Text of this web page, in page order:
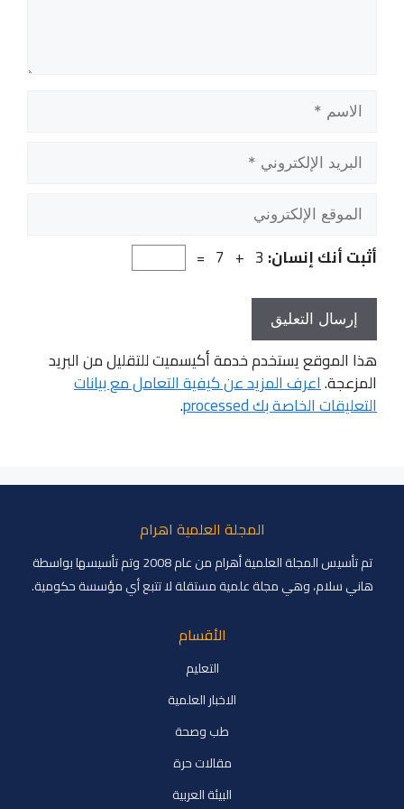
الاسم
البريد
الإلكتروني
الموقع
الإلكتروني
أثبت أنك إنسان: 3 + 7 =
هذا الموقع يستخدم خدمة أكيسميت للتقليل من البريد
المزعجة.اعرف المزيد عن كيفية التعامل مع بيانات
التعليقات الخاصة بك processed .
المجلة العلمية اهرام
تم تأسيس المجلة العلمية أهرام من عام 2008 وتم تأسيسها بواسطة
هاني سلام، وهي مجلة علمية مستقلة لا تتبع أي مؤسسة حكومية.
الأقسام
التعليم
الاخبار العلمية
طب وصحة
مقالات حرة
البيئة العربية